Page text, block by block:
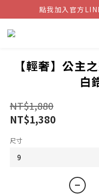
結帳金額
點我加入官方
結帳金
【輕奢】公主
白
NT$1,880
NT$1,380
尺寸